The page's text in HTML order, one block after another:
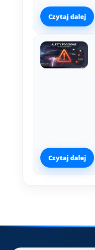
Czytaj dalej
Czytaj dalej